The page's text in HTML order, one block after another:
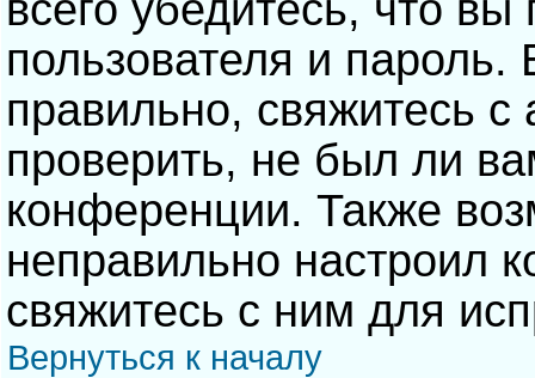
пользователя и
правильно, свяжитесь
проверить, не был ли
конференции. Также
неправильно настроил
свяжитесь с ним для
Вернуться к началу